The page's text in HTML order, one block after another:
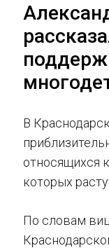
В
относящихся
которых
По словам